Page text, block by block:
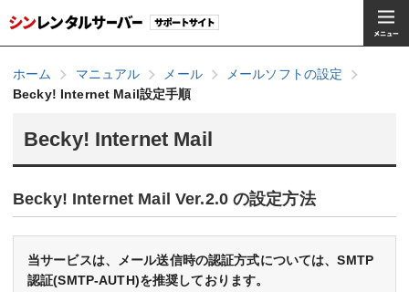
ホーム マニュアル メール
メールソフトの設定
Becky! Internet Mail設定手順
Becky! Internet Mail
Becky! Internet Mail Ver.2.0 の設定方法
当サービスは、メール送信時の認証方式については、SMTP
認証(SMTP-AUTH)を推奨しております。